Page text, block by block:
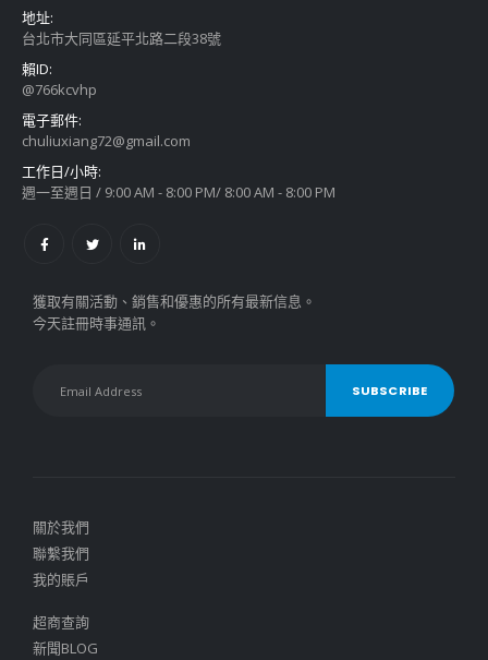
地址:
台北市大同區延平北路二段38號
賴ID:
@766kcvhp
電子郵件:
chuliuxiang72@gmail.com
工作日/小時:
週一至週日 / 9:00 AM - 8:00 PM/ 8:00 AM - 8:00 PM
獲取有關活動、銷售和優惠的所有最新信息。
今天註冊時事通訊。
關於我們
聯繫我們
我的賬戶
超商查詢
新聞BLOG